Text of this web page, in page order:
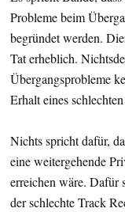
Probleme beim
begründet werden.
Tat erheblich.
Übergangsprobleme
Erhalt eines
Nichts spricht dafür,
eine weitergehende
erreichen wäre. Dafür
der schlechte Track